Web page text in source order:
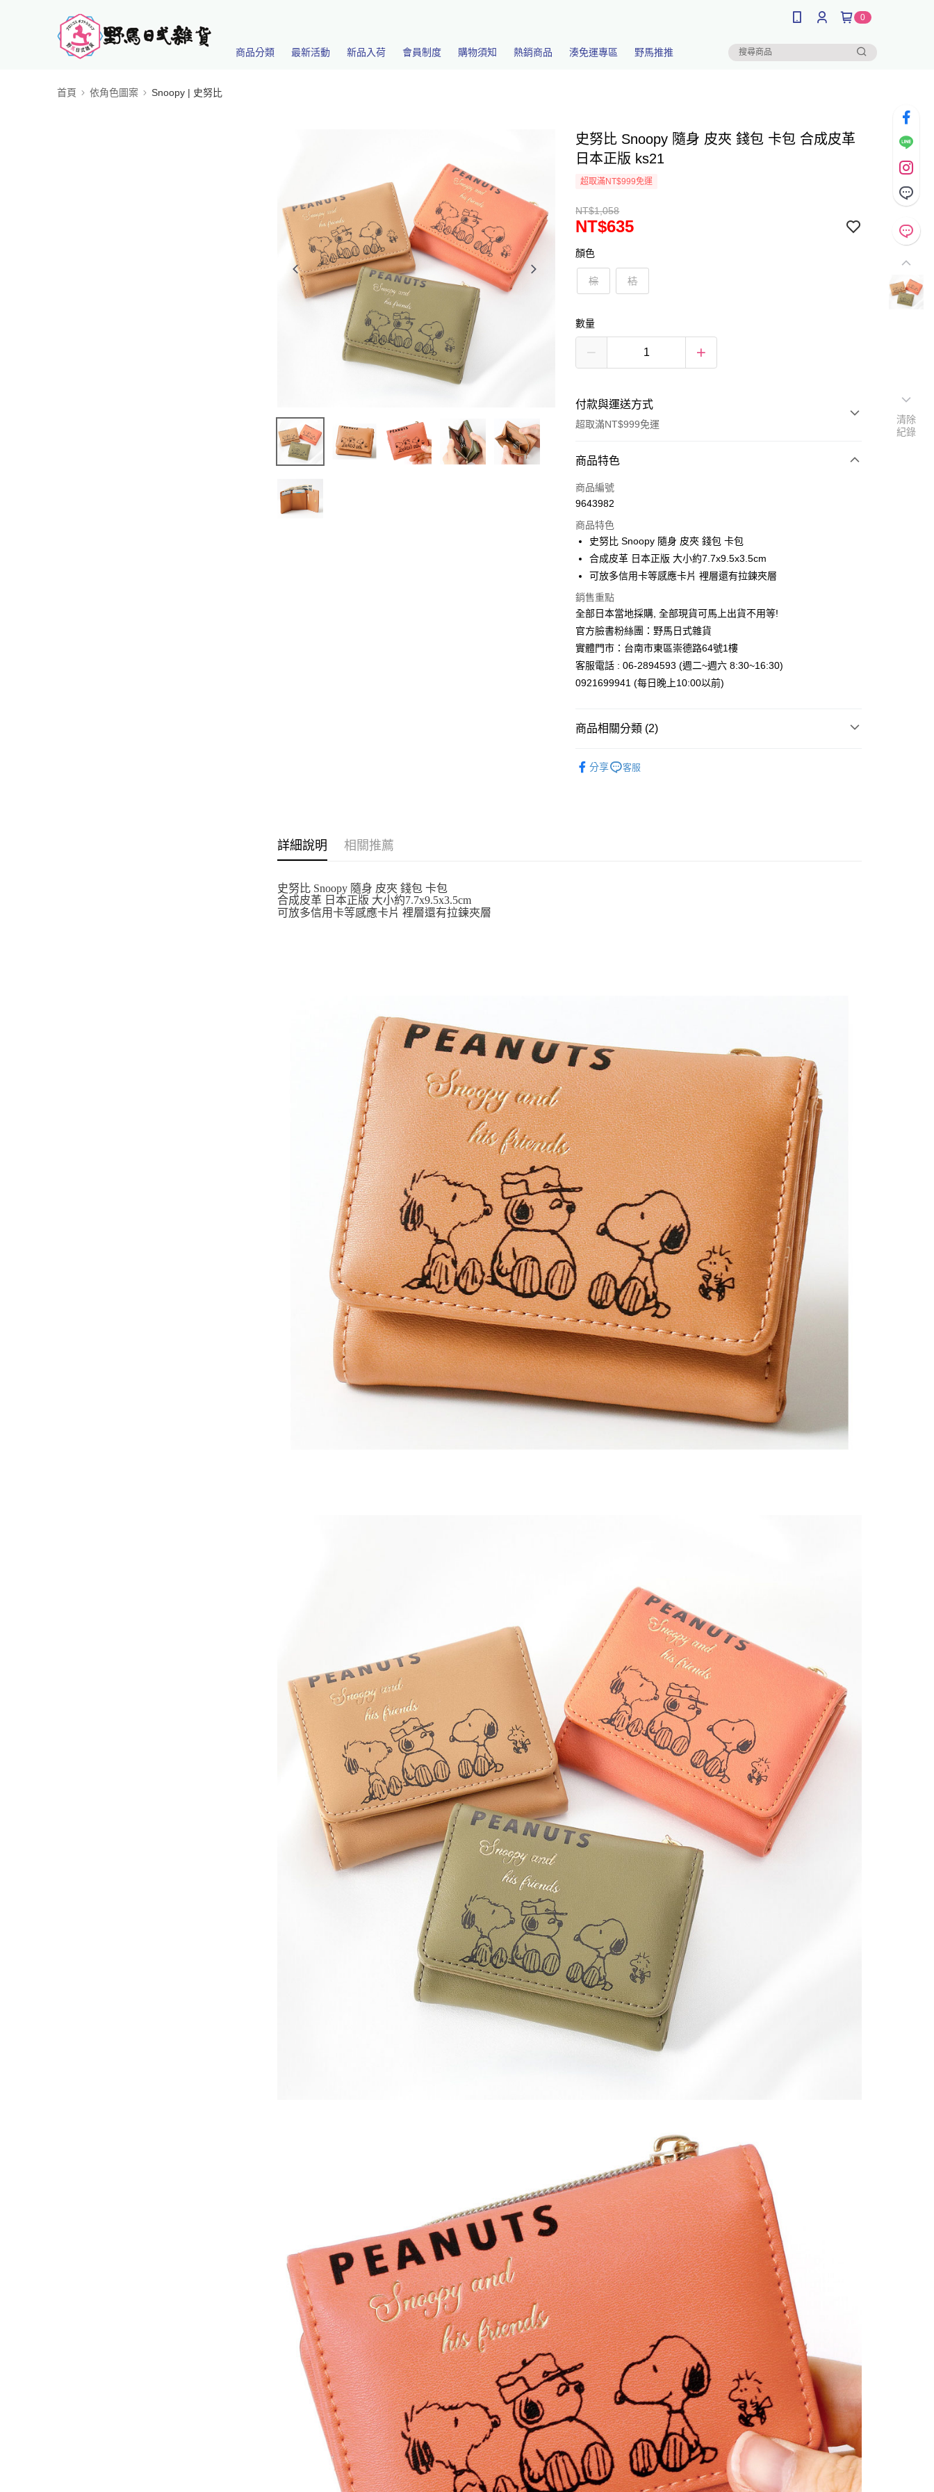
0
商品分類 最新活動 新品入荷 會員制度 購物須知 熱銷商品 湊免運專區 野馬推推
首頁 依角色圖案 Snoopy | 史努比
史努比 Snoopy 隨身 皮夾 錢包 卡包 合成皮革
日本正版 ks21
超取滿NT$999免運
NT$1,058
NT$635
顏色
棕 桔
數量
付款與運送方式
超取滿NT$999免運
付款方式
信用卡一次付款
3 期 0 利率 每期 NT$211
合作金庫商業銀行
第一商業銀行
華南商業銀行
彰化商業銀行
國泰世華商業銀行
臺灣中小企業銀行
台中商業銀行
匯豐（台灣）商業銀行
聯邦商業銀行
遠東國際商業銀行
玉山商業銀行
星展（台灣）商業銀行
台新國際商業銀行
超商取貨付款
Apple Pay
街口支付
悠遊付
Google Pay
運送方式
商品特色
商品編號
9643982
商品特色
史努比 Snoopy 隨身 皮夾 錢包 卡包
合成皮革 日本正版 大小約7.7x9.5x3.5cm
可放多信用卡等感應卡片 裡層還有拉鍊夾層
銷售重點
全部日本當地採購, 全部現貨可馬上出貨不用等!
官方臉書粉絲團：野馬日式雜貨
實體門市：台南市東區崇德路64號1樓
客服電話 : 06-2894593 (週二~週六 8:30~16:30)
0921699941 (每日晚上10:00以前)
商品相關分類 (2)
分享 客服
詳細說明 相關推薦
史努比 Snoopy 隨身 皮夾 錢包 卡包
合成皮革 日本正版 大小約7.7x9.5x3.5cm
可放多信用卡等感應卡片 裡層還有拉鍊夾層
清除
紀錄